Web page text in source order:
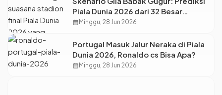
Piala Dunia 2026 dari 32 Besar
Sampai Final!
calendar_month Minggu, 28 Jun 2026
Portugal Masuk Jalur Neraka di Piala
Dunia 2026, Ronaldo cs Bisa Apa?
calendar_month Minggu, 28 Jun 2026